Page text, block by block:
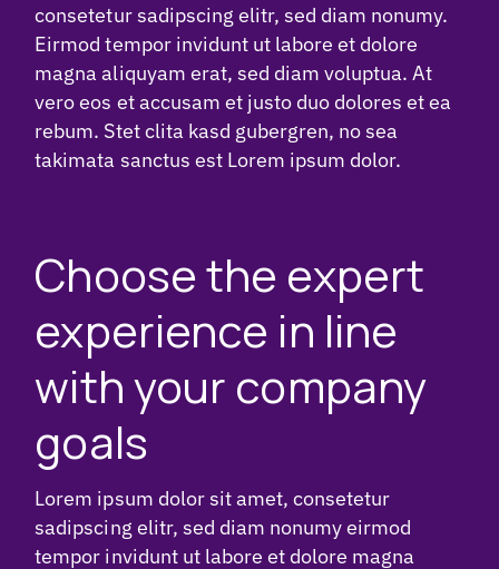
consetetur sadipscing elitr, sed diam nonumy.
Eirmod tempor invidunt ut labore et dolore
magna aliquyam erat, sed diam voluptua. At
vero eos et accusam et justo duo dolores et ea
rebum. Stet clita kasd gubergren, no sea
takimata sanctus est Lorem ipsum dolor.
Choose the expert
experience in line
with your company
goals
Lorem ipsum dolor sit amet, consetetur
sadipscing elitr, sed diam nonumy eirmod
tempor invidunt ut labore et dolore magna